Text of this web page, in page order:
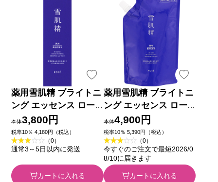
薬用雪肌精 ブライトニ
ング エッセンス ロー
ション ２００ｍＬ コ
ーセー (医薬部外品)
本体3,800円
税率10％ 4,180円（税込）
（0）
通常3～5日以内に発送
カートに入れる
薬用雪肌精 ブライトニ
ング エッセンス ロー
ション (つめかえ用) ３
１０ｍＬ コーセー (医
薬部外品)
本体4,900円
税率10％ 5,390円（税込）
（0）
今すぐのご注文で最短2026/0
8/10に届きます
カートに入れる